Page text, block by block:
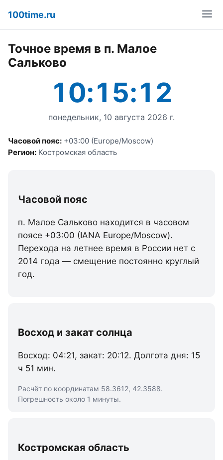
100time.ru
Точное время в п. Малое
Сальково
10:15:12
понедельник, 10 августа 2026 г.
Часовой пояс: +03:00 (Europe/Moscow)
Регион: Костромская область
Часовой пояс
п. Малое Сальково находится в часовом
поясе +03:00 (IANA Europe/Moscow).
Перехода на летнее время в России нет с
2014 года — смещение постоянно круглый
год.
Восход и закат солнца
Восход: 04:21, закат: 20:12. Долгота дня: 15
ч 51 мин.
Расчёт по координатам 58.3612, 42.3588.
Погрешность около 1 минуты.
Костромская область